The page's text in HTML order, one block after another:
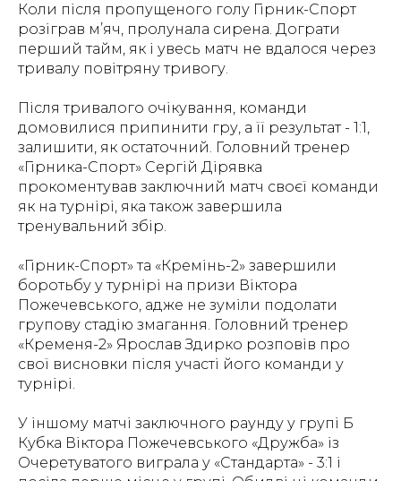
Коли після пропущеного голу Гірник-Спорт
розіграв м’яч, пролунала сирена. Дограти
перший тайм, як і увесь матч не вдалося через
тривалу повітряну тривогу.
Після тривалого очікування, команди
домовилися припинити гру, а її результат - 1:1,
залишити, як остаточний. Головний тренер
«Гірника-Спорт» Сергій Дірявка
прокоментував заключний матч своєї команди
як на турнірі, яка також завершила
тренувальний збір.
«Гірник-Спорт» та «Кремінь-2» завершили
боротьбу у турнірі на призи Віктора
Пожечевського, адже не зуміли подолати
групову стадію змагання. Головний тренер
«Кременя-2» Ярослав Здирко розповів про
свої висновки після участі його команди у
турнірі.
У іншому матчі заключного раунду у групі Б
Кубка Віктора Пожечевського «Дружба» із
Очеретуватого виграла у «Стандарта» - 3:1 і